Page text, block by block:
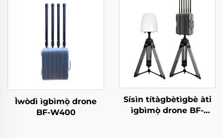
Drones Portable Long
For FPV
Ìwòdì ìgbìmọ̀ drone
BF-W400
Sísìn títàgbètìgbè àti
ìgbìmọ̀ drone BF-